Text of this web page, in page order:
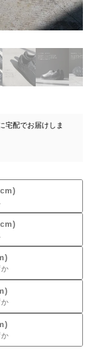
宅配でお届けしま